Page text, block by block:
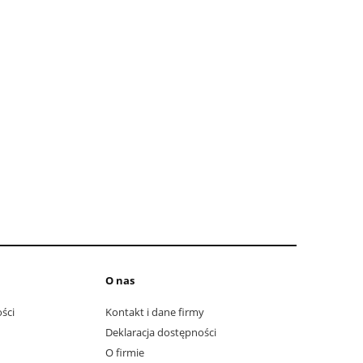
O nas
Kontakt i dane firmy
Deklaracja dostępności
O firmie